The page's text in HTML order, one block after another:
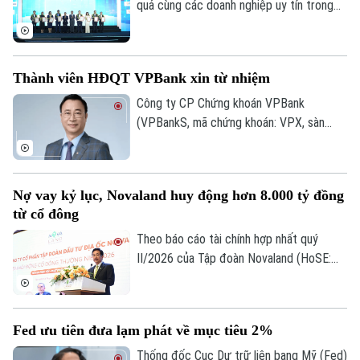
Chuyên mục
Hà Nội
Hà Nội
Nhịp sống Hà Nội
Người Hà Nội
Tin tức
quả cùng các doanh nghiệp uy tín trong
những doanh nghiệp có hiệu quả hoạt
động, năng lực quản trị, đổi mới và uy tín
trên thị trường.
Thành viên HĐQT VPBank xin từ nhiệm
Công ty CP Chứng khoán VPBank
(VPBankS, mã chứng khoán: VPX, sàn
Nợ vay kỷ lục, Novaland huy động hơn 8.000 tỷ đồng
từ cổ đông
Theo báo cáo tài chính hợp nhất quý
II/2026 của Tập đoàn Novaland (HoSE:
động hơn 8.006 tỷ đồng, Novaland sẽ ưu
tiên 5.953 tỷ đồng để thanh toán các
Fed ưu tiên đưa lạm phát về mục tiêu 2%
Thống đốc Cục Dự trữ liên bang Mỹ (Fed)